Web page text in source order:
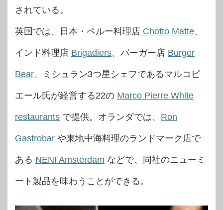
されている。
英国では、日本・ペルー料理店 Chotto Matte、
インド料理店 Brigadiers、バーガー店 Burger
Bear、ミシュラン3つ星シェフであるマルコピ
エール氏が経営する22の Marco Pierre White
restaurants で提供。オランダでは、 Ron
Gastrobar や東地中海料理のランドマーク店で
ある NENI Amsterdam などで、同社のニューミ
ート製品を味わうことができる。